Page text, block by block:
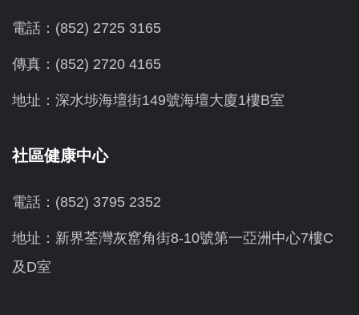
電話：(852) 2725 3165
傳真：(852) 2720 4165
地址：深水埗海壇街149號海壇大廈1樓B室
社區健康中心
電話：(852) 3795 2352
地址：新界荃灣灰窰角街8-10號第一亞洲中心7樓C
及D室